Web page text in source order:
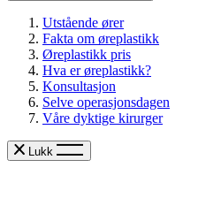
Utstående ører
Fakta om øreplastikk
Øreplastikk pris
Hva er øreplastikk?
Konsultasjon
Selve operasjonsdagen
Våre dyktige kirurger
Lukk